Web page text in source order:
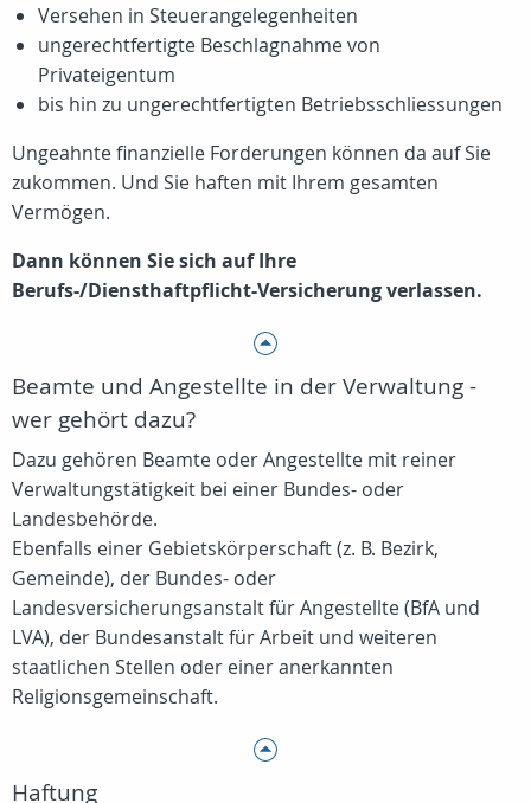
Versehen in Steuerangelegenheiten
ungerechtfertigte Beschlagnahme von
Privateigentum
bis hin zu ungerechtfertigten Betriebsschliessungen
Ungeahnte finanzielle Forderungen können da auf Sie
zukommen. Und Sie haften mit Ihrem gesamten
Vermögen.
Dann können Sie sich auf Ihre
Berufs-/Diensthaftpflicht-Versicherung verlassen.
Beamte und Angestellte in der Verwaltung -
wer gehört dazu?
Dazu gehören Beamte oder Angestellte mit reiner
Verwaltungstätigkeit bei einer Bundes- oder
Landesbehörde.
Ebenfalls einer Gebietskörperschaft (z. B. Bezirk,
Gemeinde), der Bundes- oder
Landesversicherungsanstalt für Angestellte (BfA und
LVA), der Bundesanstalt für Arbeit und weiteren
staatlichen Stellen oder einer anerkannten
Religionsgemeinschaft.
Haftung